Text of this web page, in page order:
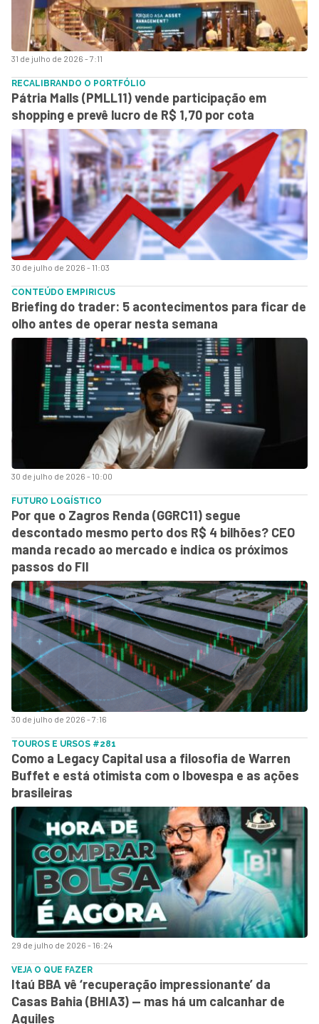
31 de julho de 2026 - 7:11
30 de julho de 2026 - 11:03
RECALIBRANDO O PORTFÓLIO
Pátria Malls (PMLL11) vende participação em
shopping e prevê lucro de R$ 1,70 por cota
30 de julho de 2026 - 10:00
CONTEÚDO EMPIRICUS
Briefing do trader: 5 acontecimentos para ficar de
olho antes de operar nesta semana
30 de julho de 2026 - 7:16
FUTURO LOGÍSTICO
Por que o Zagros Renda (GGRC11) segue
descontado mesmo perto dos R$ 4 bilhões? CEO
manda recado ao mercado e indica os próximos
passos do FII
29 de julho de 2026 - 16:24
TOUROS E URSOS #281
Como a Legacy Capital usa a filosofia de Warren
Buffet e está otimista com o Ibovespa e as ações
brasileiras
VEJA O QUE FAZER
Itaú BBA vê ‘recuperação impressionante’ da
Casas Bahia (BHIA3) — mas há um calcanhar de
Aquiles